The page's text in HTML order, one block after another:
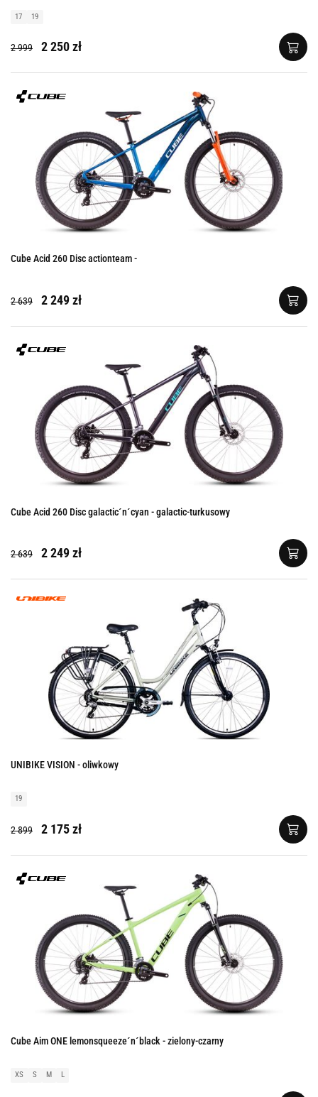
17 19
2 999 2 250 zł
Cube Acid 260 Disc actionteam -
2 639 2 249 zł
Cube Acid 260 Disc galactic´n´cyan - galactic-turkusowy
2 639 2 249 zł
UNIBIKE VISION - oliwkowy
19
2 899 2 175 zł
Cube Aim ONE lemonsqueeze´n´black - zielony-czarny
XS S M L